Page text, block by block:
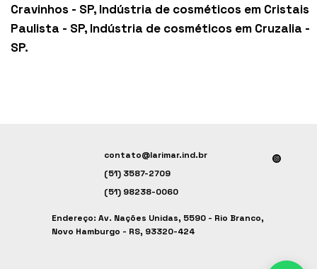
Cravinhos - SP, Indústria de cosméticos em Cristais
Paulista - SP, Indústria de cosméticos em Cruzalia -
SP.
contato@larimar.ind.br
(51) 3587-2709
(51) 98238-0060
Endereço: Av. Nações Unidas, 5590 - Rio Branco,
Novo Hamburgo - RS, 93320-424